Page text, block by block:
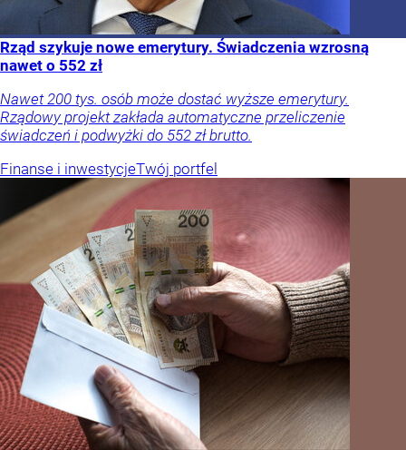
Rząd szykuje nowe emerytury. Świadczenia wzrosną
nawet o 552 zł
Nawet 200 tys. osób może dostać wyższe emerytury.
Rządowy projekt zakłada automatyczne przeliczenie
świadczeń i podwyżki do 552 zł brutto.
Finanse i inwestycjeTwój portfel